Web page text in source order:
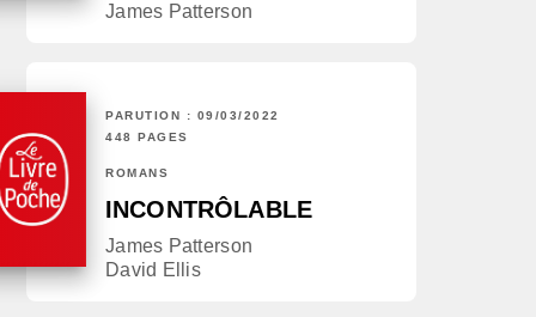
James Patterson
PARUTION : 09/03/2022
448 PAGES
ROMANS
INCONTRÔLABLE
James Patterson
David Ellis